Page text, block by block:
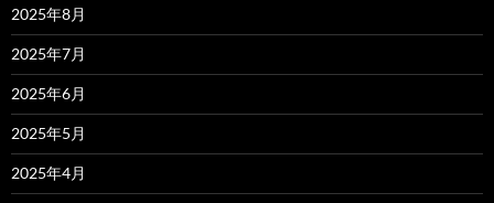
2025年8月
2025年7月
2025年6月
2025年5月
2025年4月